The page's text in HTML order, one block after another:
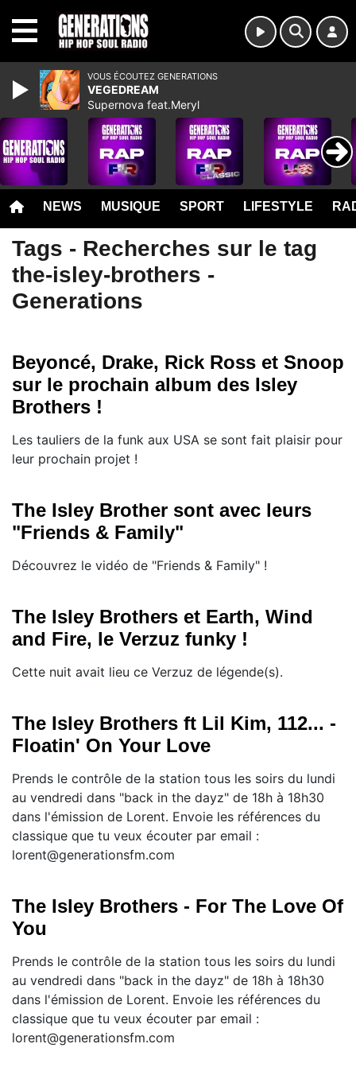
NEWS MUSIQUE SPORT LIFESTYLE
Tags - Recherches sur le tag
the-isley-brothers -
Generations
Beyoncé, Drake, Rick Ross et Snoop
sur le prochain album des Isley
Brothers !
Les tauliers de la funk aux USA se sont fait plaisir pour
leur prochain projet !
The Isley Brother sont avec leurs
"Friends & Family"
Découvrez le vidéo de "Friends & Family" !
The Isley Brothers et Earth, Wind
and Fire, le Verzuz funky !
Cette nuit avait lieu ce Verzuz de légende(s).
The Isley Brothers ft Lil Kim, 112... -
Floatin' On Your Love
Prends le contrôle de la station tous les soirs du lundi
au vendredi dans "back in the dayz" de 18h à 18h30
dans l'émission de Lorent. Envoie les références du
classique que tu veux écouter par email :
lorent@generationsfm.com
The Isley Brothers - For The Love Of
You
Prends le contrôle de la station tous les soirs du lundi
au vendredi dans "back in the dayz" de 18h à 18h30
dans l'émission de Lorent. Envoie les références du
classique que tu veux écouter par email :
lorent@generationsfm.com
VOUS ÉCOUTEZ GENERATIONS
VEGEDREAM
Supernova feat.Meryl